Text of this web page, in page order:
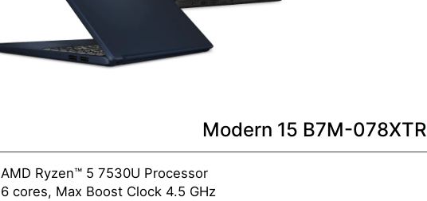
Modern 15 B7M-078XTR
AMD Ryzen™ 5 7530U Processor
6 cores, Max Boost Clock 4.5 GHz